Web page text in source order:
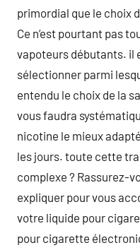
primordial que le choix
Ce n’est pourtant pas
vapoteurs débutants. il
sélectionner parmi
entendu le choix de la
vous faudra
nicotine le mieux
les jours. toute cette
complexe ? Rassurez-
expliquer pour vous
votre liquide pour
pour cigarette